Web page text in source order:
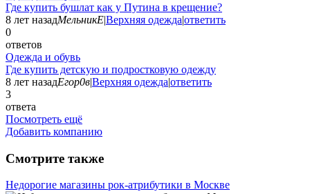
Где купить бушлат как у Путина в крещение?
8 лет назадМельникЕ|Верхняя одежда|ответить
0
ответов
Одежда и обувь
Где купить детскую и подростковую одежду
8 лет назадЕгор0в|Верхняя одежда|ответить
3
ответа
Посмотреть ещё
Добавить компанию
Смотрите также
Недорогие магазины рок-атрибутики в Москве